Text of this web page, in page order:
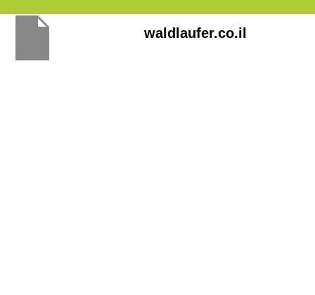
Перейти
содержимому
waldlaufer.co.il